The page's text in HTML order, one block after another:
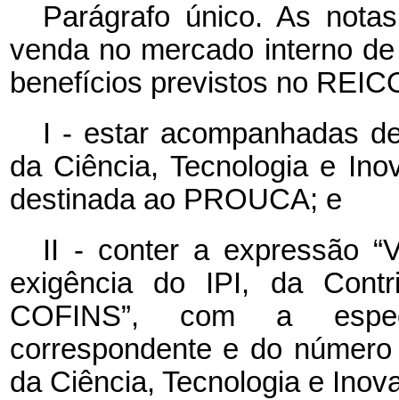
Parágrafo único. As
venda no mercado interno
benefícios previstos no
I - estar acompanhadas
da Ciência, Tecnologia e
destinada ao PROUCA; e
II - conter a expressão
exigência do IPI, da
COFINS”, com a
correspondente e do
da Ciência, Tecnologia e